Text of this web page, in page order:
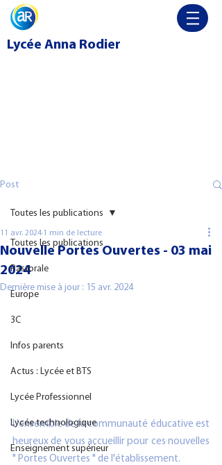
Lycée Anna Rodier
Post
Toutes les publications
Pastorale
Europe
3C
Infos parents
Actus : Lycée et BTS
Lycée Professionnel
Lycée technologique
Enseignement supérieur
Toutes les publications
Nouvelle Portes Ouvertes - 03 mai
2024
11 avr. 2024 1 min de lecture
Dernière mise à jour : 15 avr. 2024
L'ensemble de la communauté éducative est
heureux de vous accueillir pour ces nouvelles
" Portes Ouvertes " de l'établissement.